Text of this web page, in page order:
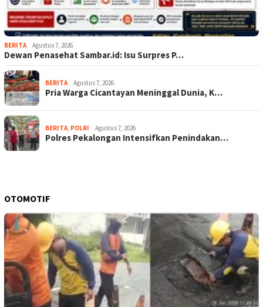
BERITA Agustus 7, 2026
Dewan Penasehat Sambar.id: Isu Surpres P…
BERITA Agustus 7, 2026
Pria Warga Cicantayan Meninggal Dunia, K…
BERITA, POLRI Agustus 7, 2026
Polres Pekalongan Intensifkan Penindakan…
OTOMOTIF